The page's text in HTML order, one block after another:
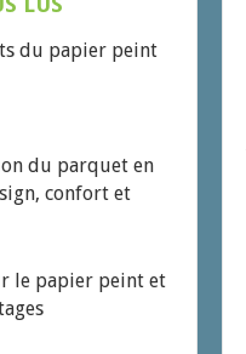
du papier peint
du parquet en
confort et
le papier peint et